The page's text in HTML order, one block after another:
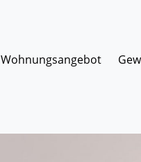
Wohnungsangebot